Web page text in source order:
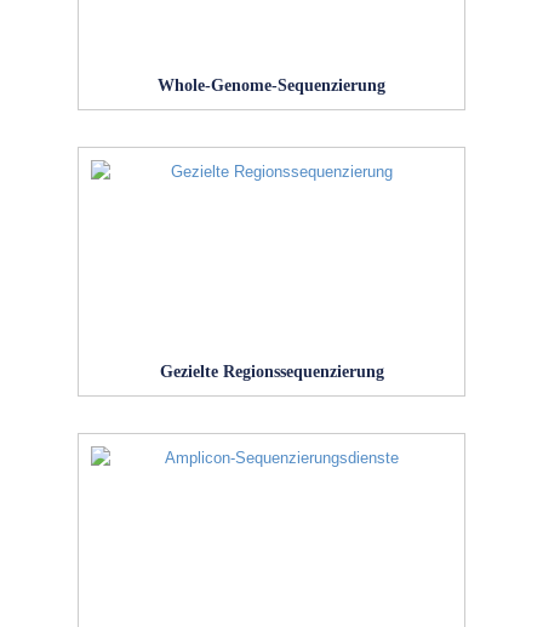
Whole-Genome-Sequenzierung
Gezielte Regionssequenzierung